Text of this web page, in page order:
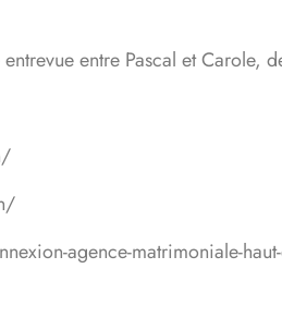
entre Pascal et Carole,
agence-matrimoniale-